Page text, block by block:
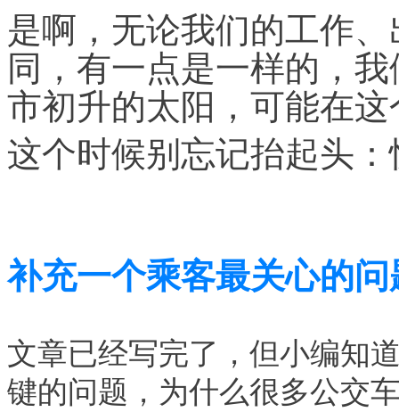
是啊，无论我们的工作
同，有一点是一样的，
市初升的太阳，可能在
这个时候别忘记抬起头
补充一个乘客最关心的
文章已经写完了，但小编知
键的问题，为什么很多公交